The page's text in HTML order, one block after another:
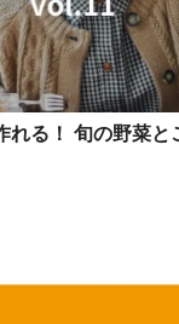
なか
てのひら
【5/11OPEN】子どもと一緒に楽しめる、身体に優しいおやつと深煎りコーヒー。家族みんな…
Repair
教えたいけど、教えたくない。秘密にしたくなる、まるでカフェ
病院
立腰整体
ル
肩こり・頭痛・自律神経の乱れ、優しい整体で根本から改善を目指す
を開催！
東急ステ
･･･オープン2年目 東急ステイで働く
る！ 旬の野菜と